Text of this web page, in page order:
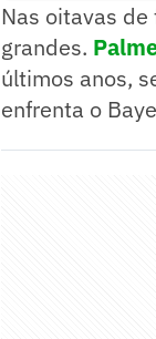
Nas oitavas
grandes.
últimos anos,
enfrenta o